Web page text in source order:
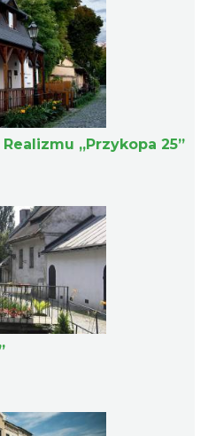
„Przykopa 25”